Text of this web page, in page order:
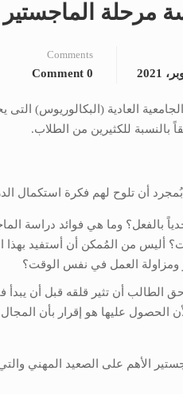
Comments
0 Comment
العادية (البكالوريوس)
بالنسبة للكثيرين من الطلاب.
أن تلوح لهم فكرة استكمال
بالفعل؟ وما هي فوائد دراسة
أليس من المُمكن أن أستفيد
ومزاولة العمل في نفس الوقت؟
الطالب أن تثير قلقه قبل أن
الحصول عليها هو إقرار بأن
الأهم على الصعيد المهني